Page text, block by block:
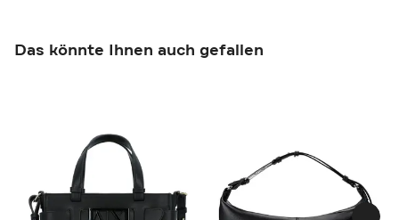
Das könnte Ihnen auch gefallen